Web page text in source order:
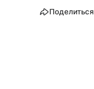
Поделиться